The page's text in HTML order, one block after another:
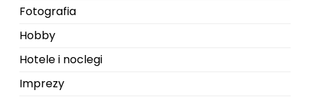
Fotografia
Hobby
Hotele i noclegi
Imprezy